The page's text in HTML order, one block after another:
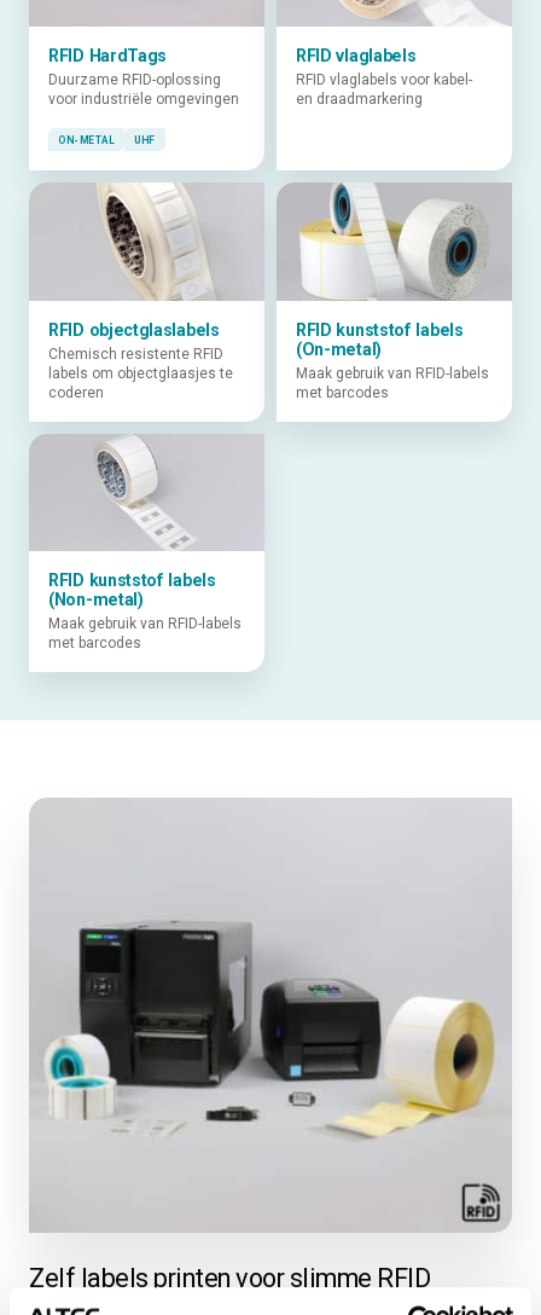
RFID HardTags
Duurzame RFID-oplossing
voor industriële omgevingen
ON-METAL UHF
RFID vlaglabels
RFID vlaglabels voor kabel-
en draadmarkering
RFID objectglaslabels
Chemisch resistente RFID
labels om objectglaasjes te
coderen
RFID kunststof labels
(On-metal)
Maak gebruik van RFID-labels
met barcodes
RFID kunststof labels
(Non-metal)
Maak gebruik van RFID-labels
met barcodes
Zelf labels printen voor slimme RFID